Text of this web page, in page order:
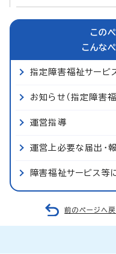
この
こんな
指定障害福祉サービ
お知らせ（指定障害
運営指導
運営上必要な届出・
障害福祉サービス等
前のページへ戻